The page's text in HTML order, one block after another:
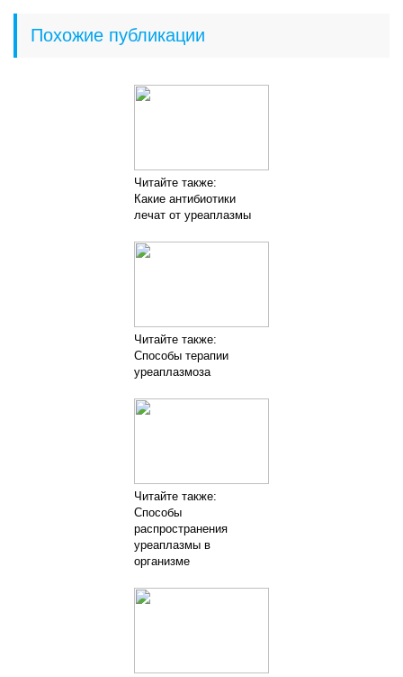
Похожие публикации
Читайте также:
Какие антибиотики
лечат от уреаплазмы
Читайте также:
Способы терапии
уреаплазмоза
Читайте также:
Способы
распространения
уреаплазмы в
организме